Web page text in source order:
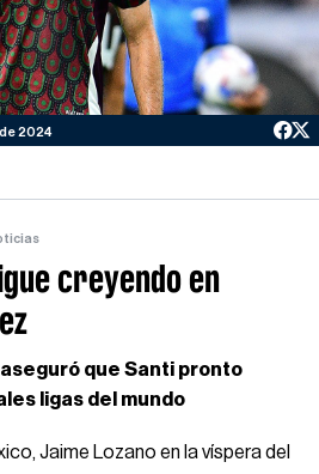
2024
creyendo en
que Santi pronto
ligas del mundo
Jaime Lozano en la víspera del